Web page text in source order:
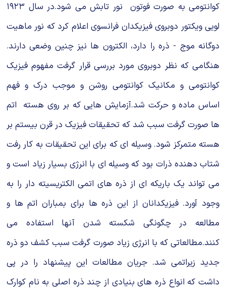
کوانتومى به صورت فوتون نور تابش مى شود.در سال ۱۹۲۳
لویى ویکتور دوبروى فیزیکدان فرانسوى اعلام کرد که نور ماهیت
دوگانه موج - ذره را دارد، الکترون ها نیز چنین وضعى دارند.
هنگامى که نظر دوبروى مورد بررسى قرار گرفت مفهوم فیزیک
کوانتومى و مکانیک کوانتومى روشن و موجب درک و فهم
اساس ماده و حرکت شد.آزمایش هایى که بر روى هسته اتم
ها صورت گرفت سبب شد که تحقیقات فیزیک در قرن بیستم بر
هسته متمرکز شود. وسیله اى که براى این تحقیقات به کار رفت
شتاب دهنده ذرات بود که وسیله اى با انرژى بسیار زیاد است و
مى تواند یک باریکه اى از ذره هاى اتمى الکتریسیته دار را به
وجود آورد. فیزیکدانان از این ذره ها براى بمباران اتم ها و
مطالعه در چگونگى شکسته شدن آنها استفاده مى
کنند.مطالعاتى که با انرژى زیاد صورت گرفت سبب کشف دو ذره
جدید زیراتمى شد. جریان مطالعات این پیشنهاد را در پى
داشت که انواع ذره هاى بنیادى از چند ذره اصلى به نام کوارک